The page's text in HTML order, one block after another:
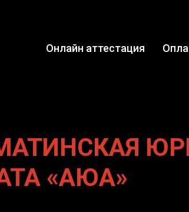
Онлайн аттестация
«АЮА»